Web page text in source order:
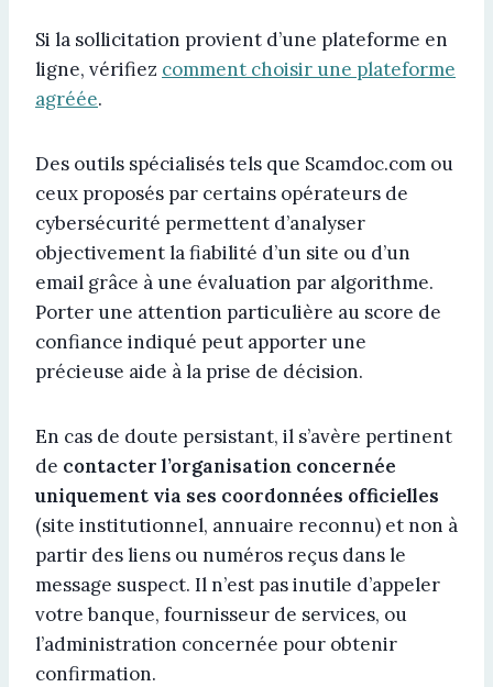
Si la sollicitation provient d’une plateforme en
ligne, vérifiez comment choisir une plateforme
agréée.
Des outils spécialisés tels que Scamdoc.com ou
ceux proposés par certains opérateurs de
cybersécurité permettent d’analyser
objectivement la fiabilité d’un site ou d’un
email grâce à une évaluation par algorithme.
Porter une attention particulière au score de
confiance indiqué peut apporter une
précieuse aide à la prise de décision.
En cas de doute persistant, il s’avère pertinent
de contacter l’organisation concernée
uniquement via ses coordonnées officielles
(site institutionnel, annuaire reconnu) et non à
partir des liens ou numéros reçus dans le
message suspect. Il n’est pas inutile d’appeler
votre banque, fournisseur de services, ou
l’administration concernée pour obtenir
confirmation.